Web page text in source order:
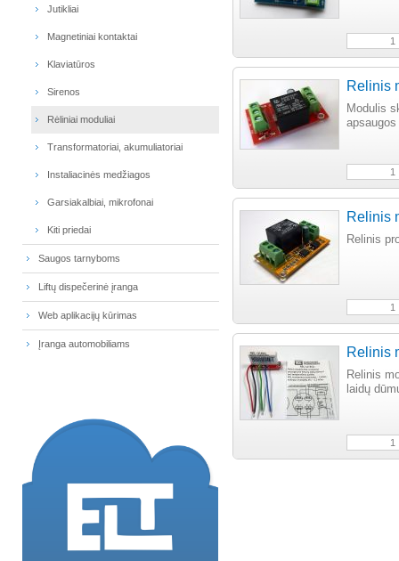
Jutikliai
Magnetiniai kontaktai
Klaviatūros
Sirenos
Rėliniai moduliai
Transformatoriai, akumuliatoriai
Instaliacinės medžiagos
Garsiakalbiai, mikrofonai
Kiti priedai
Saugos tarnyboms
Liftų dispečerinė įranga
Web aplikacijų kūrimas
Įranga automobiliams
Relinis
Modulis
Relinis
Relinis
Relinis
Relinis
laidų